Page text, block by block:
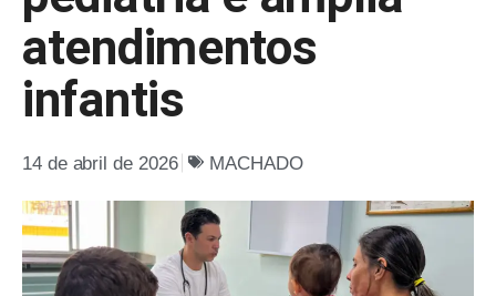
atendimentos
infantis
14 de abril de 2026 MACHADO